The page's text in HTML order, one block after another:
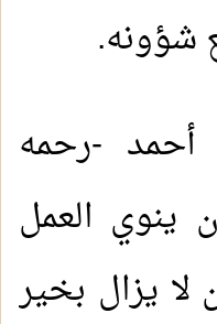
شؤونه.
أحمد -رحمه
ينوي العمل
لا يزال بخير